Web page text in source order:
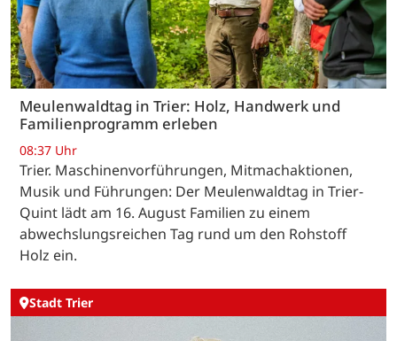
Meulenwaldtag in Trier: Holz, Handwerk und
Familienprogramm erleben
08:37 Uhr
Trier. Maschinenvorführungen, Mitmachaktionen,
Musik und Führungen: Der Meulenwaldtag in Trier-
Quint lädt am 16. August Familien zu einem
abwechslungsreichen Tag rund um den Rohstoff
Holz ein.
Stadt Trier